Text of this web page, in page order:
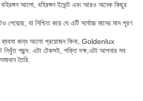
আলো, বহিরঙ্গন ইভেন্ট এবং আরও অনেক কিছুর
পেয়েছে, যা নিশ্চিত করে যে এটি সর্বোচ্চ মানের মান পূরণ
ব্যবসা জন্য আলো প্রয়োজন কিনা, Goldenlux
পছন্দ. এটা টেকসই, শক্তি দক্ষ,এটা আপনার সব
তৈরি.